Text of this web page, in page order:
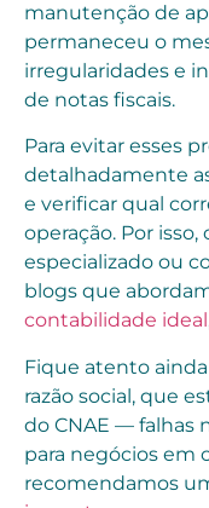
manutenção de
permaneceu o
irregularidades e
de notas fiscais.
Para evitar esses
detalhadamente
e verificar qual
operação. Por
especializado ou
blogs que
contabilidade ideal
Fique atento
razão social, que
do CNAE — falhas
para negócios em
recomendamos